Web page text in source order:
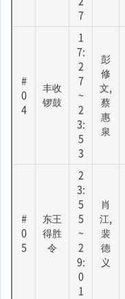
7
#
0
4
丰收
锣鼓
1
7:
2
7
~
2
3:
5
3
彭
修
文,
蔡
惠
泉
#
0
5
东王
得胜
令
2
3:
5
5
~
2
9:
0
1
肖
江,
裴
德
义